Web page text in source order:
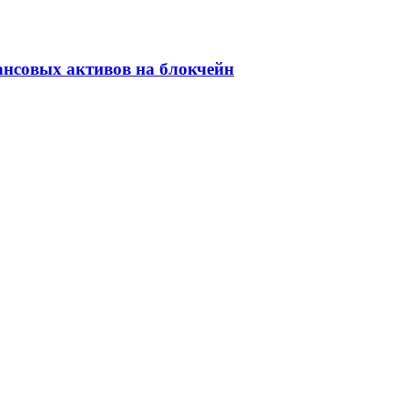
активов на блокчейн